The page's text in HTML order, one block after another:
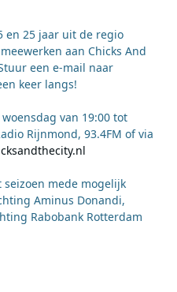
en 25 jaar uit de regio
aan Chicks And
een e-mail naar
keer langs!
van 19:00 tot
Rijnmond, 93.4FM of via
seizoen mede mogelijk
Aminus Donandi,
Rabobank Rotterdam